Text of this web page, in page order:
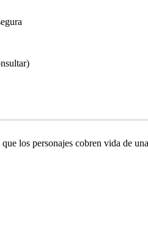
los personajes cobren vida de